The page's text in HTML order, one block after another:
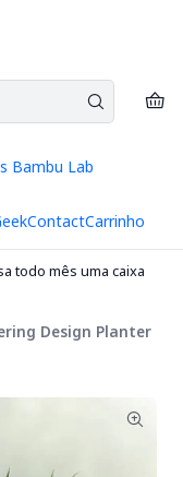
Bambu Lab
ContactCarrinho
todo mês uma caixa
Design Planter